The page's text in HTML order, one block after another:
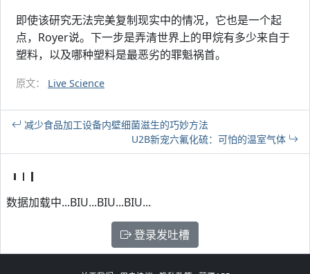
即使该研究无法完美复制现实中的情况，它也是一个起
点，Royer说。下一步是弄清世界上的甲烷有多少来自于
塑料，以及哪种塑料是最恶劣的罪魁祸首。
原文： Live Science
减少食品加工设备内壁细菌滋生的巧妙方法
U2B新宠六氟化硫：可怕的温室气体
数据加载中...BIU...BIU...BIU...
登录发吐槽